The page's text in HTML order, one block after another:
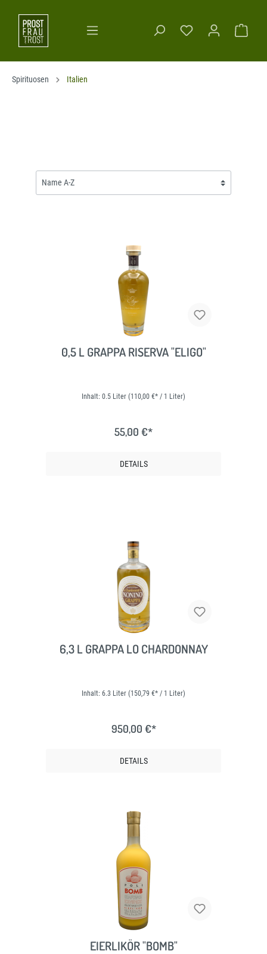
Spirituosen Italien
0,5 L GRAPPA RISERVA "ELIGO"
Inhalt: 0.5 Liter (110,00 €* / 1 Liter)
55,00 €*
DETAILS
6,3 L GRAPPA LO CHARDONNAY
Inhalt: 6.3 Liter (150,79 €* / 1 Liter)
950,00 €*
DETAILS
EIERLIKÖR "BOMB"